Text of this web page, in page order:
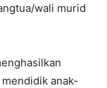
wali murid
anak-